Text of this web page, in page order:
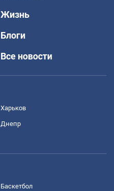
Жизнь
Блоги
Все новости
Харьков
Днепр
Баскетбол